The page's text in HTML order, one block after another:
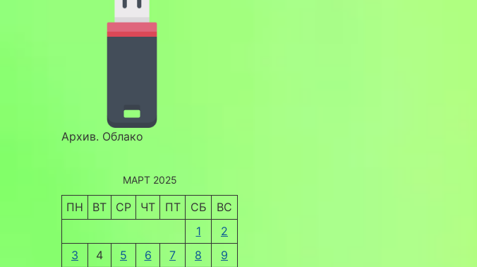
Архив. Облако
МАРТ 2025
ПН ВТ СР ЧТ ПТ СБ
ВС
1
2
3
4 5 6 7 8
9